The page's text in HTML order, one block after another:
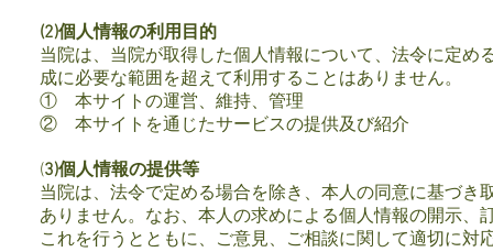
(2)個人情報の利用目的
当院は、当院が取得した個人情報について、法令に定
成に必要な範囲を超えて利用することはありません。
① 本サイトの運営、維持、管理
② 本サイトを通じたサービスの提供及び紹介
(3)個人情報の提供等
当院は、法令で定める場合を除き、本人の同意に基づ
ありません。なお、本人の求めによる個人情報の開示
これを行うとともに、ご意見、ご相談に関して適切に対